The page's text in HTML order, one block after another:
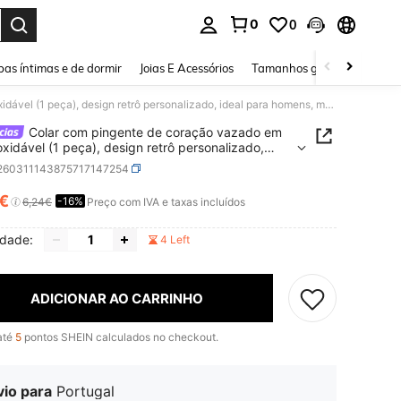
0 0
íntimas e de dormir Joias E Acessórios Tamanhos grandes
Colar com pingente de coração vazado em aço inoxidável (1 peça), design retrô personalizado, ideal para homens, mulheres e casais, perfeito para uso casual, diário e em festas (embalado em saco OPP).
Colar com pingente de coração vazado em
(1 peça), design retrô personalizado,
homens, mulheres e casais, perfeito para uso
diário e em festas (embalado em saco OPP).
AND AVAILABILITY
6,24€ -16% Preço com IVA e taxas incluídos
4 Left
ADICIONAR AO CARRINHO
5 pontos SHEIN calculados no checkout.
para Portugal